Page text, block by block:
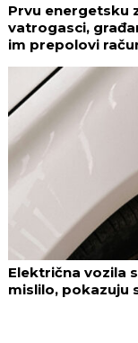
Prvu energetsku
vatrogasci,
im prepolovi
Električna vozila
mislilo, pokazuju